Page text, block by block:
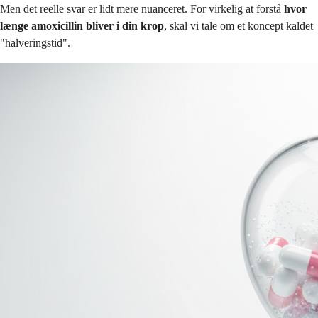
Men det reelle svar er lidt mere nuanceret. For virkelig at forstå hvor
længe amoxicillin bliver i din krop, skal vi tale om et koncept kaldet
"halveringstid".